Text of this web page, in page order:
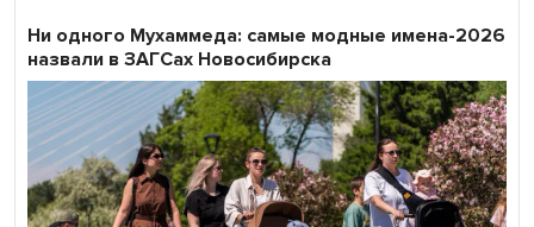
Ни одного Мухаммеда: самые модные имена-2026
назвали в ЗАГСах Новосибирска